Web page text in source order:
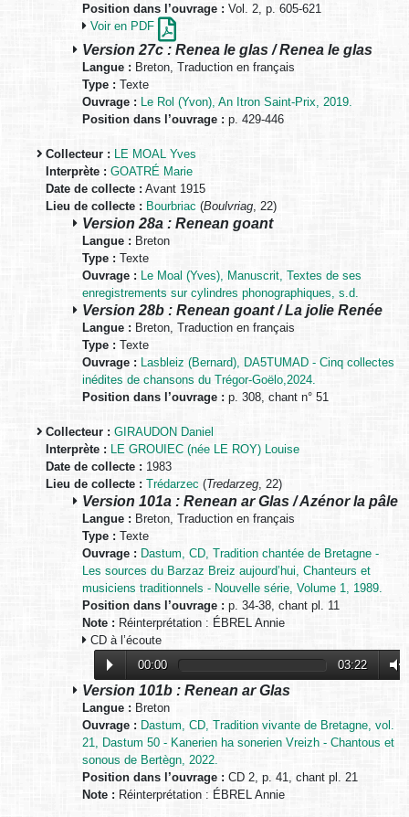
Position dans l’ouvrage : Vol. 2, p. 605-621
Voir en PDF
Version 27c : Renea le glas / Renea le glas
Langue : Breton, Traduction en français
Type : Texte
Ouvrage :
Le Rol (Yvon), An Itron Saint-Prix, 2019.
Position dans l’ouvrage : p. 429-446
Collecteur :
LE MOAL Yves
Interprète : GOATRÉ Marie
Date de collecte : Avant 1915
Lieu de collecte : Bourbriac (Boulvriag , 22)
Version 28a : Renean goant
Langue : Breton
Type : Texte
Ouvrage :
Le Moal (Yves), Manuscrit, Textes de ses
enregistrements sur cylindres phonographiques, s.d.
Version 28b : Renean goant / La jolie Renée
Langue : Breton, Traduction en français
Type : Texte
Ouvrage :
Lasbleiz (Bernard), DA5TUMAD - Cinq collectes
inédites de chansons du Trégor-Goëlo,2024.
Position dans l’ouvrage : p. 308, chant n° 51
Collecteur : GIRAUDON Daniel
Interprète :
LE GROUIEC (née LE ROY) Louise
Date de collecte : 1983
Lieu de collecte : Trédarzec (Tredarzeg , 22)
Version 101a : Renean ar Glas / Azénor la pâle
Langue : Breton, Traduction en français
Type : Texte
Ouvrage : Dastum, CD, Tradition chantée de Bretagne -
Les sources du Barzaz Breiz aujourd’hui, Chanteurs et
musiciens traditionnels - Nouvelle série, Volume 1, 1989.
Position dans l’ouvrage : p. 34-38, chant pl. 11
Note : Réinterprétation : ÉBREL Annie
CD à l’écoute
00:00
03:22
Version 101b : Renean ar Glas
Langue : Breton
Ouvrage : Dastum, CD, Tradition vivante de Bretagne, vol.
21, Dastum 50 - Kanerien ha sonerien Vreizh - Chantous et
sonous de Bertègn, 2022.
Position dans l’ouvrage : CD 2, p. 41, chant pl. 21
Note : Réinterprétation : ÉBREL Annie